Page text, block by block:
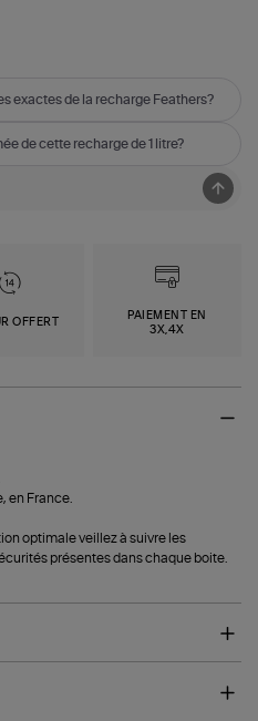
exactes de la recharge Feathers?
de cette recharge de 1 litre?
OFFERT
PAIEMENT EN
3X,4X
en France.
optimale veillez à suivre les
présentes dans chaque boite.